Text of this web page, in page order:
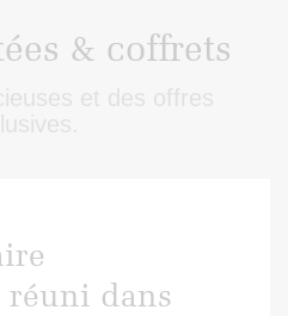
& coffrets
réuni dans